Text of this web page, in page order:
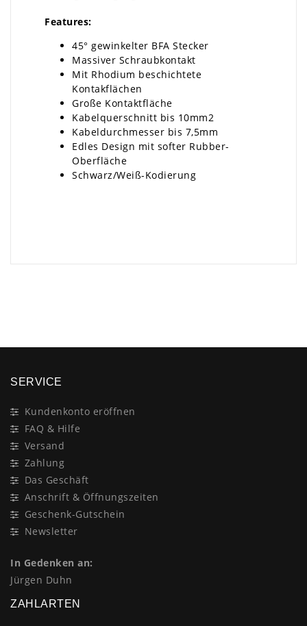
Features:
45° gewinkelter BFA Stecker
Massiver Schraubkontakt
Mit Rhodium beschichtete
Kontakflächen
Große Kontaktfläche
Kabelquerschnitt bis 10mm2
Kabeldurchmesser bis 7,5mm
Edles Design mit softer Rubber-
Oberfläche
Schwarz/Weiß-Kodierung
SERVICE
Kundenkonto eröffnen
FAQ & Hilfe
Versand
Zahlung
Das Geschäft
Anschrift & Öffnungszeiten
Geschenk-Gutschein
Newsletter
In Gedenken an:
Jürgen Duhn
ZAHLARTEN